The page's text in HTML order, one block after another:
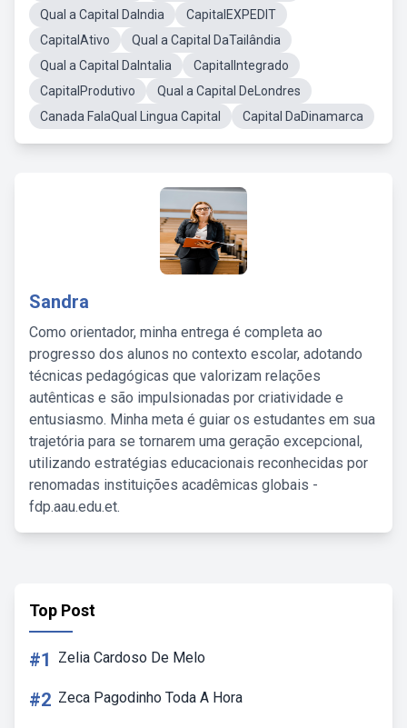
Qual a Capital DaIndia
CapitalEXPEDIT
CapitalAtivo
Qual a Capital DaTailândia
Qual a Capital DaIntalia
CapitalIntegrado
CapitalProdutivo
Qual a Capital DeLondres
Canada FalaQual Lingua Capital
Capital DaDinamarca
Sandra
Como orientador, minha entrega é completa ao
progresso dos alunos no contexto escolar, adotando
técnicas pedagógicas que valorizam relações
autênticas e são impulsionadas por criatividade e
entusiasmo. Minha meta é guiar os estudantes em sua
trajetória para se tornarem uma geração excepcional,
utilizando estratégias educacionais reconhecidas por
renomadas instituições acadêmicas globais -
fdp.aau.edu.et.
Top Post
#1 Zelia Cardoso De Melo
#2 Zeca Pagodinho Toda A Hora